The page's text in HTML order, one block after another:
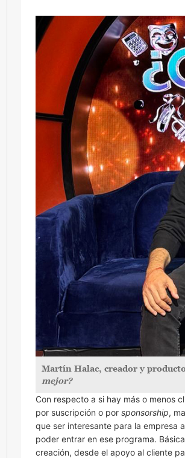
Martín Halac, creador y
mejor?
Con respecto a si hay más o menos
por suscripción o por sponsorship,
que ser interesante para la empresa
poder entrar en ese programa.
creación, desde el apoyo al cliente